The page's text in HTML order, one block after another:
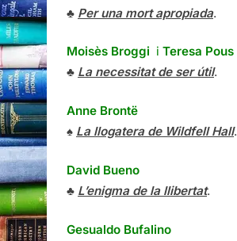
♣ Per una mort apropiada.
Moisès Broggi i Teresa Pous
♣ La necessitat de ser útil.
Anne Brontë
♠ La llogatera de Wildfell Hall.
David Bueno
♣ L’enigma de la llibertat.
Gesualdo Bufalino